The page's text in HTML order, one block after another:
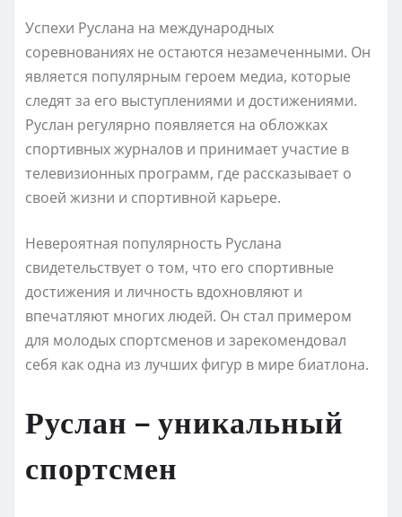
Успехи Руслана на международных
соревнованиях не остаются незамеченными. Он
является популярным героем медиа, которые
следят за его выступлениями и достижениями.
Руслан регулярно появляется на обложках
спортивных журналов и принимает участие в
телевизионных программ, где рассказывает о
своей жизни и спортивной карьере.
Невероятная популярность Руслана
свидетельствует о том, что его спортивные
достижения и личность вдохновляют и
впечатляют многих людей. Он стал примером
для молодых спортсменов и зарекомендовал
себя как одна из лучших фигур в мире биатлона.
Руслан – уникальный
спортсмен